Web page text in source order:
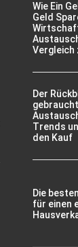
Wie Ein
Geld
Vergleich
Der
Trends
den Kauf
Die
für einen